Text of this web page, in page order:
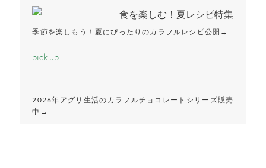
季節を楽しもう！夏にぴったりのカラフルレシピ公開→
pick up
2026年アグリ生活のカラフルチョコレートシリーズ販売
中→